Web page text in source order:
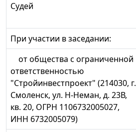
Судей
При участии в заседании:
от общества с ограниченной
ответственностью
"Стройинвестпроект" (214030, г.
Смоленск, ул. Н-Неман, д. 23В,
кв. 20, ОГРН 1106732005027,
ИНН 6732005079)